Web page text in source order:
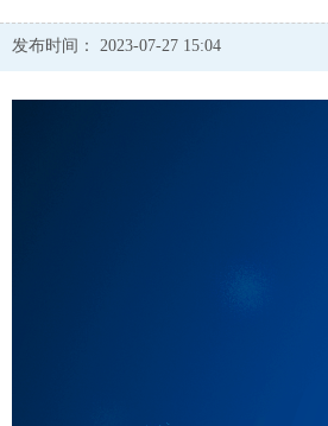
发布时间： 2023-07-27 15:04